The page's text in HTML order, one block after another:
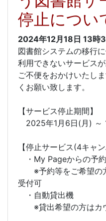
停止につい
2024年12月18日 13時
図書館システムの移行
利用できないサービス
ご不便をおかけいたし
くお願い致します。
【サービス停止期間】
2025年1月6日(月)
【停止サービス(4キャ
・My Pageからの予
※予約等をご希望の
受付可
・自動貸出機
※貸出希望の方はカ